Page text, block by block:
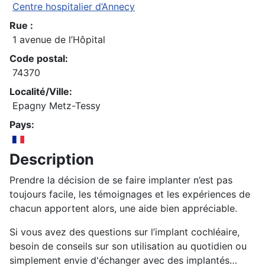
Centre hospitalier d’Annecy
Rue :
1 avenue de l’Hôpital
Code postal:
74370
Localité/Ville:
Epagny Metz-Tessy
Pays:
Description
Prendre la décision de se faire implanter n’est pas
toujours facile, les témoignages et les expériences de
chacun apportent alors, une aide bien appréciable.
Si vous avez des questions sur l’implant cochléaire,
besoin de conseils sur son utilisation au quotidien ou
simplement envie d'échanger avec des implantés…